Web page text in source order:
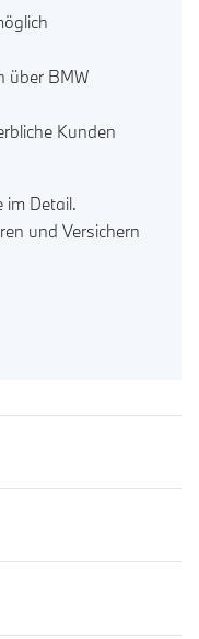
über BMW
Kunden
im Detail.
und Versichern